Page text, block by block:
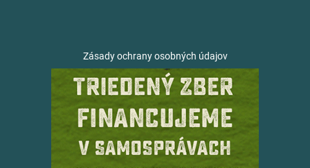
Zásady ochrany osobných údajov